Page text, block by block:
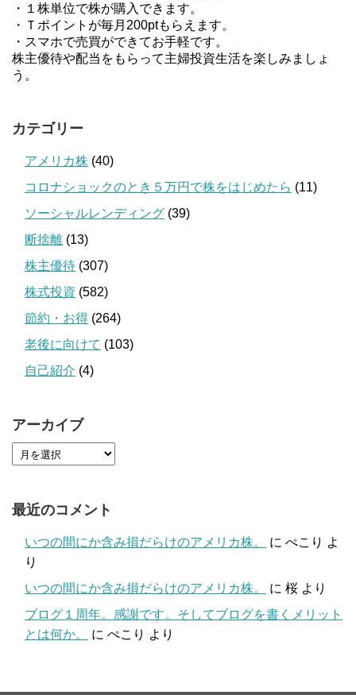
・１株単位で株が購入できます。
・Ｔポイントが毎月200ptもらえます。
・スマホで売買ができてお手軽です。
株主優待や配当をもらって主婦投資生活を楽しみましょ
う。
カテゴリー
アメリカ株 (40)
コロナショックのとき５万円で株をはじめたら (11)
ソーシャルレンディング (39)
断捨離 (13)
株主優待 (307)
株式投資 (582)
節約・お得 (264)
老後に向けて (103)
自己紹介 (4)
アーカイブ
最近のコメント
いつの間にか含み損だらけのアメリカ株。 に ぺこり よ
り
いつの間にか含み損だらけのアメリカ株。
に 桜 より
ブログ１周年。感謝です。そしてブログを書くメリット
とは何か。
に ぺこり より